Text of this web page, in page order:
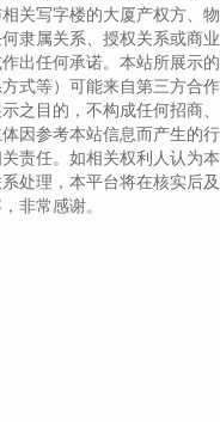
关写字楼的大厦产权方、物
隶属关系、授权关系或商业
出任何承诺。本站所展示的
式等）可能来自第三方合作
之目的，不构成任何招商、
因参考本站信息而产生的行
责任。如相关权利人认为本
处理，本平台将在核实后及
非常感谢。